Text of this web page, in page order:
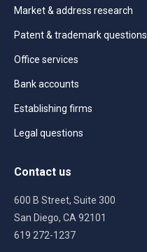
Market & address research
Patent & trademark questions
Office services
Bank accounts
Establishing firms
Legal questions
Contact us
600 B Street, Suite 300
San Diego, CA 92101
619 272-1237